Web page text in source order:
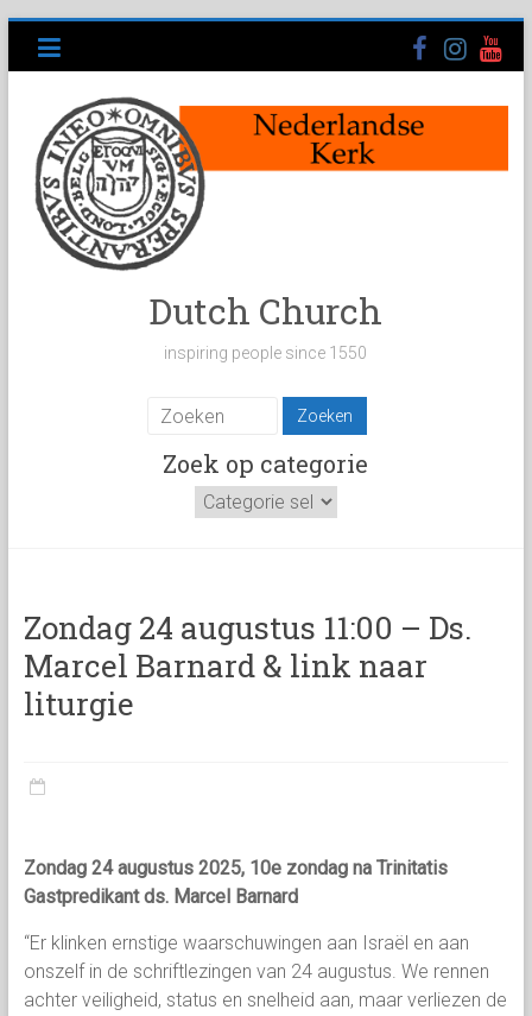
naar
inhoud
Dutch Church
inspiring people since 1550
Zoek op categorie
Zoek
op
Zondag 24 augustus 11:00 – Ds.
Marcel Barnard & link naar
liturgie
Zondag 24 augustus 2025, 10e zondag na Trinitatis
Gastpredikant ds. Marcel Barnard
“Er klinken ernstige waarschuwingen aan Israël en aan
onszelf in de schriftlezingen van 24 augustus. We rennen
achter veiligheid, status en snelheid aan, maar verliezen de